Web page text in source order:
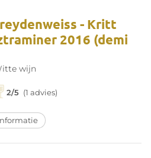
- Kritt
2016 (demi
wijn
2/5 (1 advies)